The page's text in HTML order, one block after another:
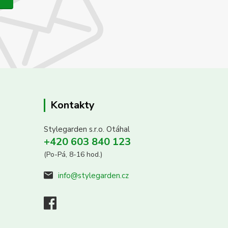
Kontakty
Stylegarden s.r.o. Otáhal
+420 603 840 123
(Po-Pá, 8-16 hod.)
info@stylegarden.cz